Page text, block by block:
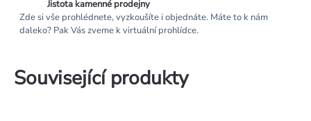
Jistota kamenné prodejny
Zde si vše prohlédnete, vyzkoušíte i objednáte. Máte to k nám
daleko? Pak Vás zveme k virtuální prohlídce.
Související produkty